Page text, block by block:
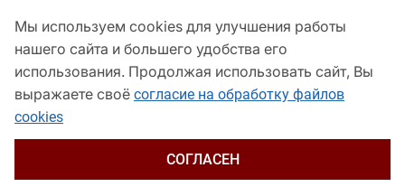
Мы используем cookies для улучшения работы
нашего сайта и большего удобства его
использования. Продолжая использовать сайт, Вы
выражаете своё согласие на обработку файлов
cookies
СОГЛАСЕН
Для пользователей старше 16 лет
© Кубанские Новости, 2017
Сетевое издание «kubnews» зарегистрировано Федеральной
службой по надзору в сфере связи, информационных технологий
и массовых коммуникаций (Роскомнадзор). Регистрационный
Пашковская, 2). Главный редактор – Филиппов О. Ю.